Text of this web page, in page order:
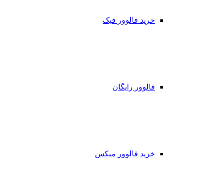
خرید فالوور فیک
فالوور رایگان
خرید فالوور میکس